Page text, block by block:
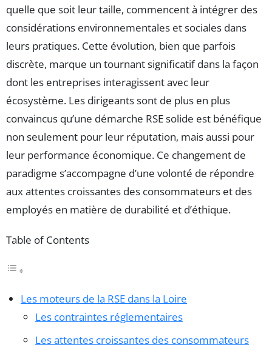
quelle que soit leur taille, commencent à intégrer des
considérations environnementales et sociales dans
leurs pratiques. Cette évolution, bien que parfois
discrète, marque un tournant significatif dans la façon
dont les entreprises interagissent avec leur
écosystème. Les dirigeants sont de plus en plus
convaincus qu’une démarche RSE solide est bénéfique
non seulement pour leur réputation, mais aussi pour
leur performance économique. Ce changement de
paradigme s’accompagne d’une volonté de répondre
aux attentes croissantes des consommateurs et des
employés en matière de durabilité et d’éthique.
Table of Contents
Les moteurs de la RSE dans la Loire
Les contraintes réglementaires
Les attentes croissantes des consommateurs